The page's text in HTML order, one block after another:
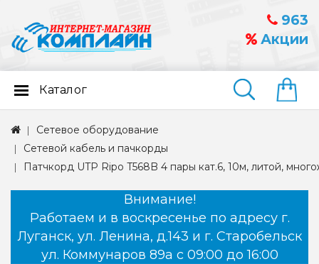
963
Акции
Найти
Каталог
Сетевое оборудование
Сетевой кабель и пачкорды
Патчкорд UTP Ripo T568B 4 пары кат.6, 10м, литой,
Внимание!
Работаем и в воскресенье по адресу г.
Луганск, ул. Ленина, д.143 и г. Старобельск
ул. Коммунаров 89а с 09:00 до 16:00